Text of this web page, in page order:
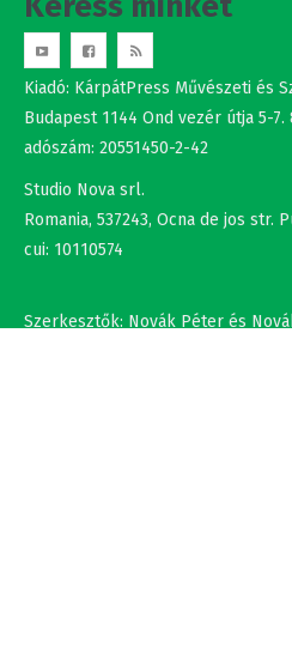
Kiadó: KárpátPress Művészeti és
Budapest 1144 Ond vezér útja 5-7.
adószám: 20551450-2-42
Romania, 537243, Ocna de jos str.
cui: 10110574
+36302308877 , +40737875931